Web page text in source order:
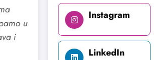
u
i
Instagram
LinkedIn